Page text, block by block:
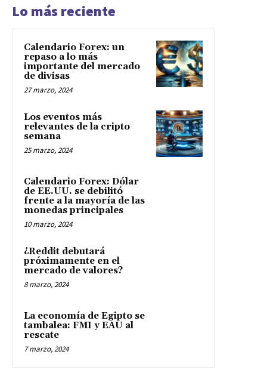
Lo más reciente
Calendario Forex: un
repaso a lo más
importante del mercado
de divisas
27 marzo, 2024
Los eventos más
relevantes de la cripto
semana
25 marzo, 2024
Calendario Forex: Dólar
de EE.UU. se debilitó
frente a la mayoría de las
monedas principales
10 marzo, 2024
¿Reddit debutará
próximamente en el
mercado de valores?
8 marzo, 2024
La economía de Egipto se
tambalea: FMI y EAU al
rescate
7 marzo, 2024